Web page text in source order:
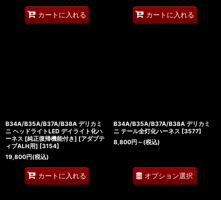
カートに入れる カートに入れる
B34A/B35A/B37A/B38A デリカミ
ニ ヘッドライトLED デイライト化ハ
ーネス [純正復帰機能付き] [アダプテ
ィブALH用] [3154]
19,800円(税込)
カートに入れる
B34A/B35A/B37A/B38A デリカミ
ニ テール全灯化ハーネス [3577]
8,800円 ～ (税込)
オプション選択